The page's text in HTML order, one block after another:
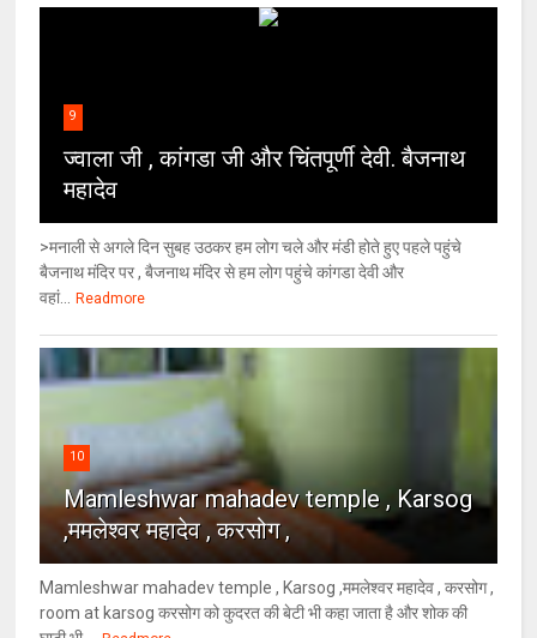
9
ज्वाला जी , कांगडा जी और चिंतपूर्णी देवी. बैजनाथ
महादेव
>मनाली से अगले दिन सुबह उठकर हम लोग चले और मंडी होते हुए पहले पहुंचे
बैजनाथ मंदिर पर , बैजनाथ मंदिर से हम लोग पहुंचे कांगडा देवी और
वहां...
Readmore
10
Mamleshwar mahadev temple , Karsog
,ममलेश्वर महादेव , करसोग ,
Mamleshwar mahadev temple , Karsog ,ममलेश्वर महादेव , करसोग ,
room at karsog करसोग को कुदरत की बेटी भी कहा जाता है और शोक की